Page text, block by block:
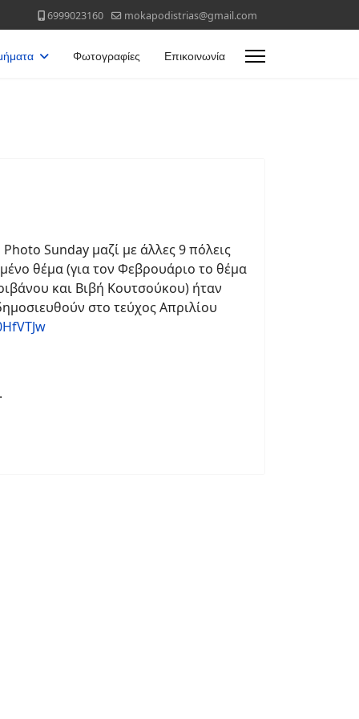
6999023160 mokapodistrias@gmail.com
Φωτογραφίες Επικοινωνία
Sunday μαζί με άλλες 9 πόλεις
θέμα (για τον Φεβρουάριο το θέμα
και Βιβή Κουτσούκου) ήταν
στο τεύχος Απριλίου